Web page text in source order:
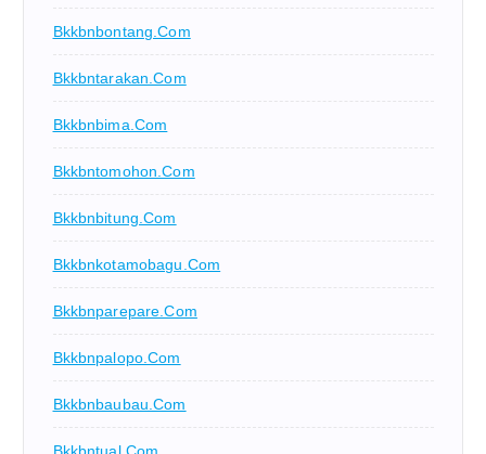
Bkkbnbontang.com
Bkkbntarakan.com
Bkkbnbima.com
Bkkbntomohon.com
Bkkbnbitung.com
Bkkbnkotamobagu.com
Bkkbnparepare.com
Bkkbnpalopo.com
Bkkbnbaubau.com